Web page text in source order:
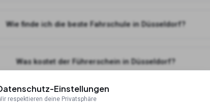
Wie finde ich die beste Fahrschule in Düsseldorf?
Was kostet der Führerschein in Düsseldorf?
online Theorie lernen für meine Fahrschule in
Einstellungen
respektieren deine Privatsphäre